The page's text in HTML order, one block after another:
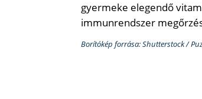
gyermeke elegendő
immunrendszer
Borítókép forrása: Shutterstock /